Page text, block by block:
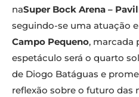
naSuper Bock Arena –
seguindo-se uma atuação
Campo Pequeno, marcada
espetáculo será o quarto
de Diogo Batáguas e
reflexão sobre o futuro das